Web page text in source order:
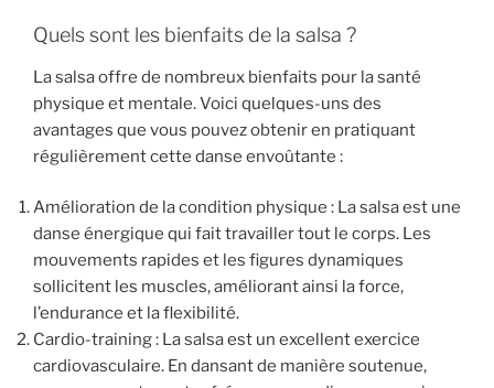
Quels sont les bienfaits de la salsa ?
La salsa offre de nombreux bienfaits pour la santé
physique et mentale. Voici quelques-uns des
avantages que vous pouvez obtenir en pratiquant
régulièrement cette danse envoûtante :
Amélioration de la condition physique : La salsa est une
danse énergique qui fait travailler tout le corps. Les
mouvements rapides et les figures dynamiques
sollicitent les muscles, améliorant ainsi la force,
l’endurance et la flexibilité.
Cardio-training : La salsa est un excellent exercice
cardiovasculaire. En dansant de manière soutenue,